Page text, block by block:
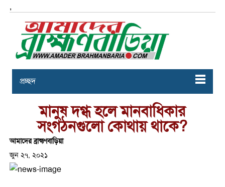
,
প্রচ্ছদ
মানুষ দগ্ধ হলে মানবাধিকার
সংগঠনগুলো কোথায় থাকে?
আমাদের ব্রাহ্মণবাড়িয়া
জুন ২৭, ২০২১